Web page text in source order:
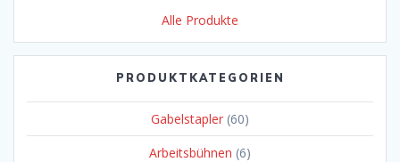
Alle Produkte
PRODUKTKATEGORIEN
Gabelstapler (60)
Arbeitsbühnen (6)